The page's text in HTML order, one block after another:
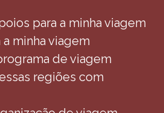
para a minha viagem
minha viagem
de viagem
regiões com